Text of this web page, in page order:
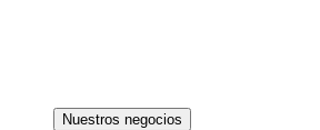
Nuestros negocios